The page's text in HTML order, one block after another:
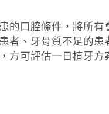
的口腔條件，將所
者、牙骨質不足的患
方可評估一日植牙方